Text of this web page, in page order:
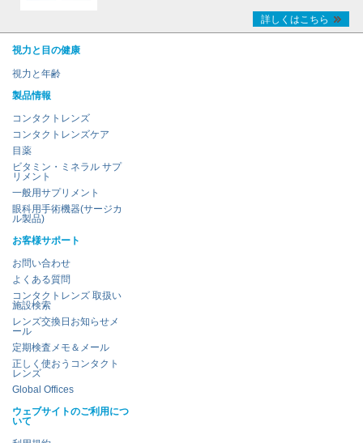
詳しくはこちら
視力と目の健康
視力と年齢
製品情報
コンタクトレンズ
コンタクトレンズケア
目薬
ビタミン・ミネラル サプ
リメント
一般用サプリメント
眼科用手術機器(サージカ
ル製品)
お客様サポート
お問い合わせ
よくある質問
コンタクトレンズ 取扱い
施設検索
レンズ交換日お知らせメ
ール
定期検査メモ＆メール
正しく使おうコンタクト
レンズ
Global Offices
ウェブサイトのご利用につ
いて